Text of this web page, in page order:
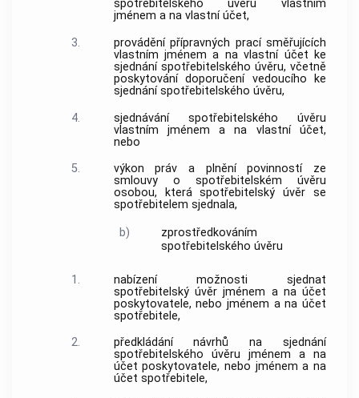
spotřebitelského úvěru vlastním
jménem a na vlastní účet,
3.
provádění přípravných prací směřujících
vlastním jménem a na vlastní účet ke
sjednání spotřebitelského úvěru, včetně
poskytování doporučení vedoucího ke
sjednáníspotřebitelského úvěru,
4.
sjednávání spotřebitelského úvěru
vlastním jménem a na vlastní účet,
nebo
5.
výkon práv a plnění povinností ze
smlouvy o spotřebitelském úvěru
osobou, kteráspotřebitelský úvěr se
spotřebitelem sjednala,
b)
zprostředkováním
spotřebitelského úvěru
1.
nabízení možnosti sjednat
spotřebitelský úvěr jménem a na účet
poskytovatele, nebo jménem a na účet
spotřebitele,
2.
předkládání návrhů na sjednání
spotřebitelského úvěru jménem a na
účetposkytovatele, nebo jménem a na
účet spotřebitele,